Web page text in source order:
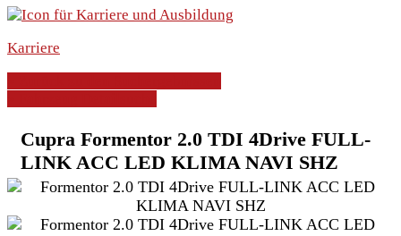
Karriere
Cupra Formentor 2.0 TDI 4Drive FULL-
LINK ACC LED KLIMA NAVI SHZ